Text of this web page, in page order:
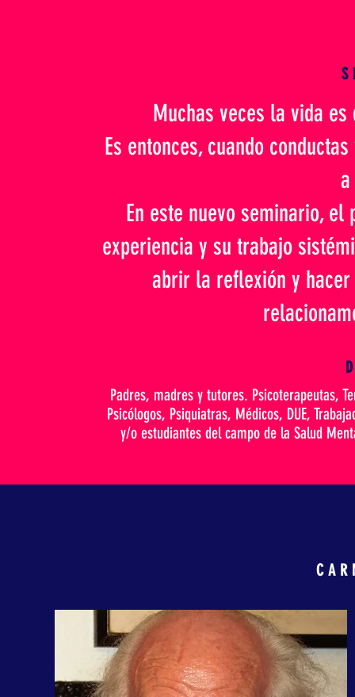
Muchas veces la vida
Es entonces, cuando
En este nuevo seminario,
experiencia y su trabajo
abrir la reflexión y
Padres, madres y tutores. Psicoterapeutas,
Psicólogos, Psiquiatras, Médicos, DUE,
y/o estudiantes del campo de la Salud